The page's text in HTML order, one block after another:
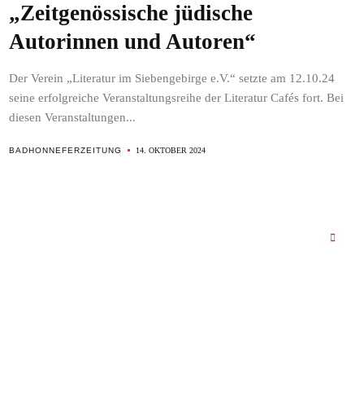
„Zeitgenössische jüdische
Autorinnen und Autoren“
Der Verein „Literatur im Siebengebirge e.V.“ setzte am 12.10.24
seine erfolgreiche Veranstaltungsreihe der Literatur Cafés fort. Bei
diesen Veranstaltungen...
BADHONNEFERZEITUNG 14. OKTOBER 2024